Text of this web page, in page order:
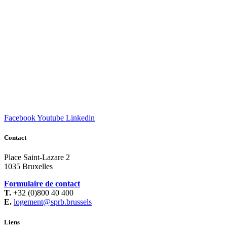
FacebookYoutube Linkedin
Contact
Place Saint-Lazare 2
1035 Bruxelles
Formulaire de contact
T. +32 (0)800 40 400
E. logement@sprb.brussels
Liens